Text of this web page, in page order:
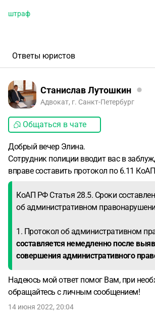
штраф
Ответы юристов
Станислав Лутошкин
Адвокат, г. Санкт-Петербург
Общаться в чате
Добрый вечер Элина.
Сотрудник полиции вводит вас в
вправе составить протокол по 6.11
КоАП РФ Статья 28.5. Сроки
об административном
1. Протокол об административном
составляется немедленно после
совершения административного
Надеюсь мой ответ помог Вам, при
обращайтесь с личным сообщением!
14 июня 2022, 20:04